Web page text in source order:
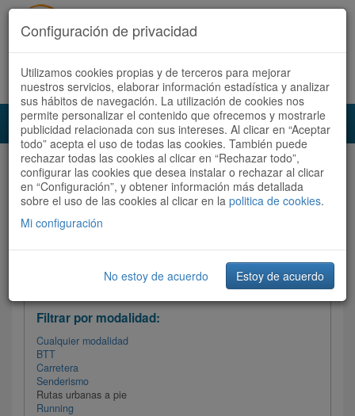
Acceder Registrate ahora Español | Català
Audioruta Todas las rutas
Todas las rutas Ordenar por:Más recientes
Filtrar las rutas
Filtrar por modalidad:
Cualquier modalidad
BTT
Carretera
Senderismo
Rutas urbanas a pie
Running
Configuración de privacidad
Utilizamos cookies propias y de terceros para mejorar
nuestros servicios, elaborar información estadística y analizar
sus hábitos de navegación. La utilización de cookies nos
permite personalizar el contenido que ofrecemos y mostrarle
publicidad relacionada con sus intereses. Al clicar en “Aceptar
todo” acepta el uso de todas las cookies. También puede
rechazar todas las cookies al clicar en “Rechazar todo”,
configurar las cookies que desea instalar o rechazar al clicar
en “Configuración”, y obtener información más detallada
sobre el uso de las cookies al clicar en la politica de cookies.
Mi configuración
No estoy de acuerdo Estoy de acuerdo